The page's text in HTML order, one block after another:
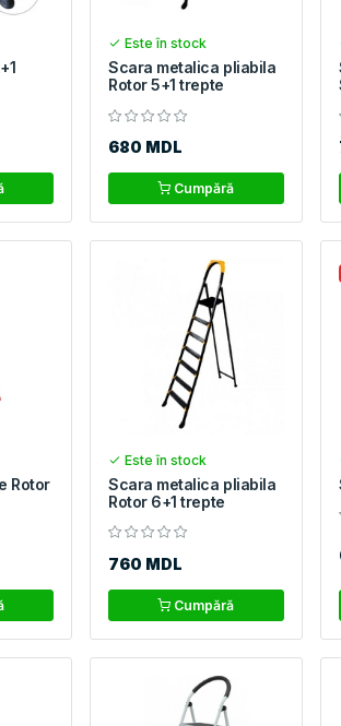
Este în stock
Scara metalica pliabila
Rotor 5+1 trepte
680 MDL
Cumpără
Rotor
Este în stock
Scara metalica pliabila
Rotor 6+1 trepte
760 MDL
Cumpără